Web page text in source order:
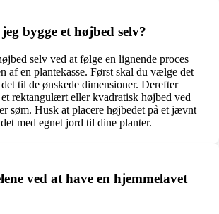
bygge et højbed selv?
selv ved at følge en lignende proces
af en plantekasse. Først skal du vælge det
til de ønskede dimensioner. Derefter
rektangulært eller kvadratisk højbed ved
søm. Husk at placere højbedet på et jævnt
med egnet jord til dine planter.
ved at have en hjemmelavet